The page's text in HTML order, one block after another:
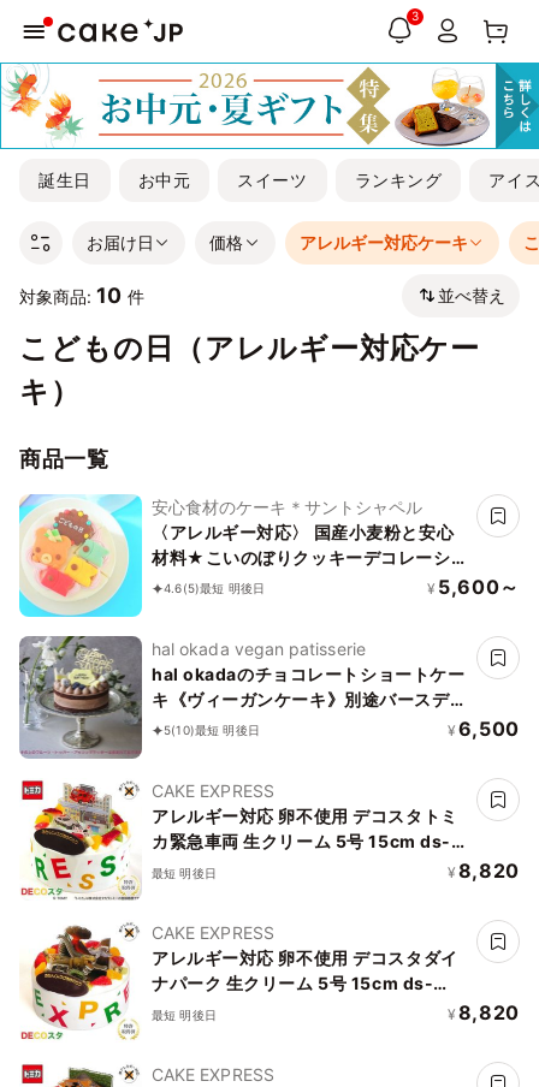
3
誕生日 お中元 スイーツ ランキング アイ
お届け日 価格 アレルギー対応ケーキ
対象商品: 10 件 並べ替え
こどもの日（アレルギー対応ケー
キ）
商品一覧
安心食材のケーキ＊サントシャペル
〈アレルギー対応〉 国産小麦粉と安心
材料★こいのぼりクッキーデコレーショ
ン 4号 12cm【卵乳除去可能】
4.6(5)最短 明後日 ¥ 5,600～
hal okada vegan patisserie
hal okadaのチョコレートショートケー
キ《ヴィーガンケーキ》別途バースデー
オプションあり
5(10)最短 明後日 ¥ 6,500
CAKE EXPRESS
アレルギー対応 卵不使用 デコスタトミ
カ緊急車両 生クリーム 5号 15cm ds-
emg-cream-5-noegg
最短 明後日 ¥ 8,820
CAKE EXPRESS
アレルギー対応 卵不使用 デコスタダイ
ナパーク 生クリーム 5号 15cm ds-
dino-cream-5-noegg
最短 明後日 ¥ 8,820
CAKE EXPRESS